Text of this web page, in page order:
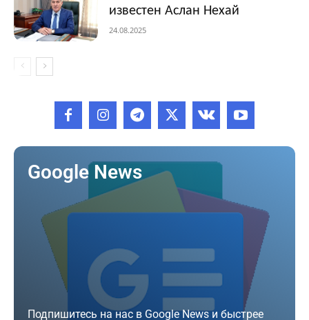
известен Аслан Нехай
24.08.2025
Google News
Подпишитесь на нас в Google News и быстрее